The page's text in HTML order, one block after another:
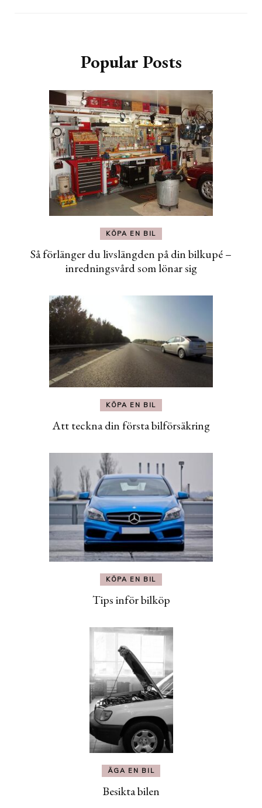
Popular Posts
KÖPA EN BIL
Så förlänger du livslängden på din bilkupé –
inredningsvård som lönar sig
KÖPA EN BIL
Att teckna din första bilförsäkring
KÖPA EN BIL
Tips inför bilköp
ÄGA EN BIL
Besikta bilen